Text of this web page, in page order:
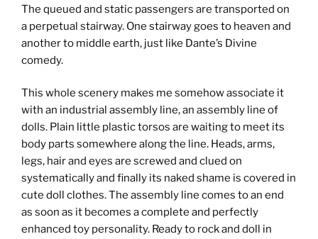
The queued and static passengers are transported on
a perpetual stairway. One stairway goes to heaven and
another to middle earth, just like Dante’s Divine
comedy.
This whole scenery makes me somehow associate it
with an industrial assembly line, an assembly line of
dolls. Plain little plastic torsos are waiting to meet its
body parts somewhere along the line. Heads, arms,
legs, hair and eyes are screwed and clued on
systematically and finally its naked shame is covered in
cute doll clothes. The assembly line comes to an end
as soon as it becomes a complete and perfectly
enhanced toy personality. Ready to rock and doll in